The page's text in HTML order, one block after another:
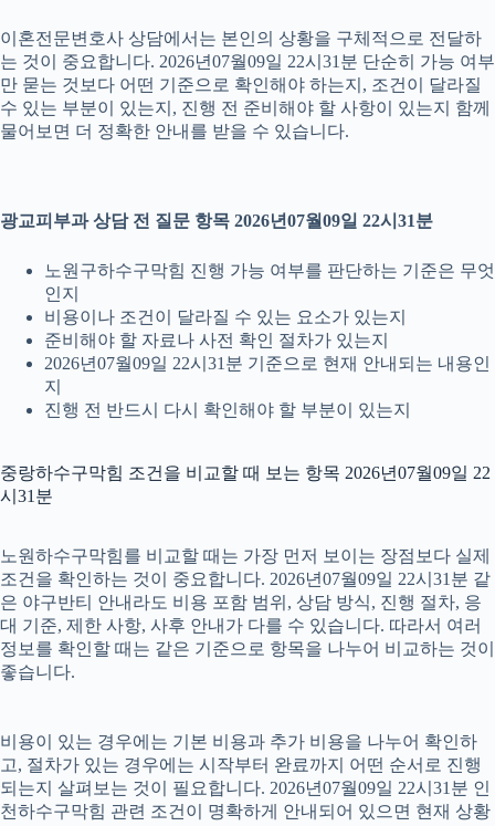
이혼전문변호사 상담에서는 본인의 상황을 구체적으로 전달하
는 것이 중요합니다. 2026년07월09일 22시31분 단순히 가능 여부
만 묻는 것보다 어떤 기준으로 확인해야 하는지, 조건이 달라질
수 있는 부분이 있는지, 진행 전 준비해야 할 사항이 있는지 함께
물어보면 더 정확한 안내를 받을 수 있습니다.
광교피부과 상담 전 질문 항목 2026년07월09일 22시31분
노원구하수구막힘 진행 가능 여부를 판단하는 기준은 무엇
인지
비용이나 조건이 달라질 수 있는 요소가 있는지
준비해야 할 자료나 사전 확인 절차가 있는지
2026년07월09일 22시31분 기준으로 현재 안내되는 내용인
지
진행 전 반드시 다시 확인해야 할 부분이 있는지
중랑하수구막힘 조건을 비교할 때 보는 항목 2026년07월09일 22
시31분
노원하수구막힘를 비교할 때는 가장 먼저 보이는 장점보다 실제
조건을 확인하는 것이 중요합니다. 2026년07월09일 22시31분 같
은 야구반티 안내라도 비용 포함 범위, 상담 방식, 진행 절차, 응
대 기준, 제한 사항, 사후 안내가 다를 수 있습니다. 따라서 여러
정보를 확인할 때는 같은 기준으로 항목을 나누어 비교하는 것이
좋습니다.
비용이 있는 경우에는 기본 비용과 추가 비용을 나누어 확인하
고, 절차가 있는 경우에는 시작부터 완료까지 어떤 순서로 진행
되는지 살펴보는 것이 필요합니다. 2026년07월09일 22시31분 인
천하수구막힘 관련 조건이 명확하게 안내되어 있으면 현재 상황